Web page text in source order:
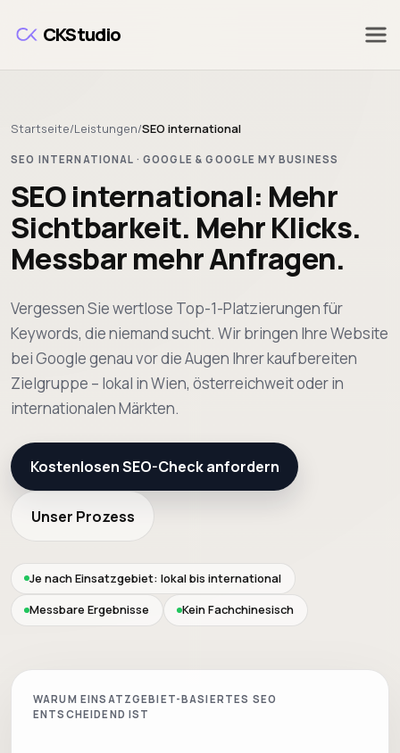
Zum Hauptinhalt springen
CKStudio
Startseite/Leistungen/SEO international
SEO INTERNATIONAL · GOOGLE & GOOGLE MY BUSINESS
SEO international: Mehr
Sichtbarkeit. Mehr Klicks.
Messbar mehr Anfragen.
Vergessen Sie wertlose Top-1-Platzierungen für
Keywords, die niemand sucht. Wir bringen Ihre Website
bei Google genau vor die Augen Ihrer kaufbereiten
Zielgruppe – lokal in Wien, österreichweit oder in
internationalen Märkten.
Kostenlosen SEO-Check anfordern
Unser Prozess
Je nach Einsatzgebiet: lokal bis international
Messbare Ergebnisse
Kein Fachchinesisch
WARUM EINSATZGEBIET-BASIERTES SEO
ENTSCHEIDEND IST